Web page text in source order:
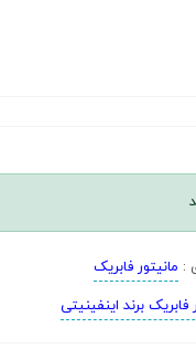
: مانیتور فابریک
فابریک برند اینفینیتی